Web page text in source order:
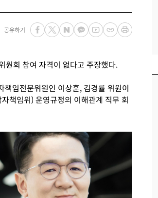
공유하기
원회 참여 자격이 없다고 주장했다.
임전문위원인 이상훈, 김경률 위원이
책임위) 운영규정의 이해관계 직무 회